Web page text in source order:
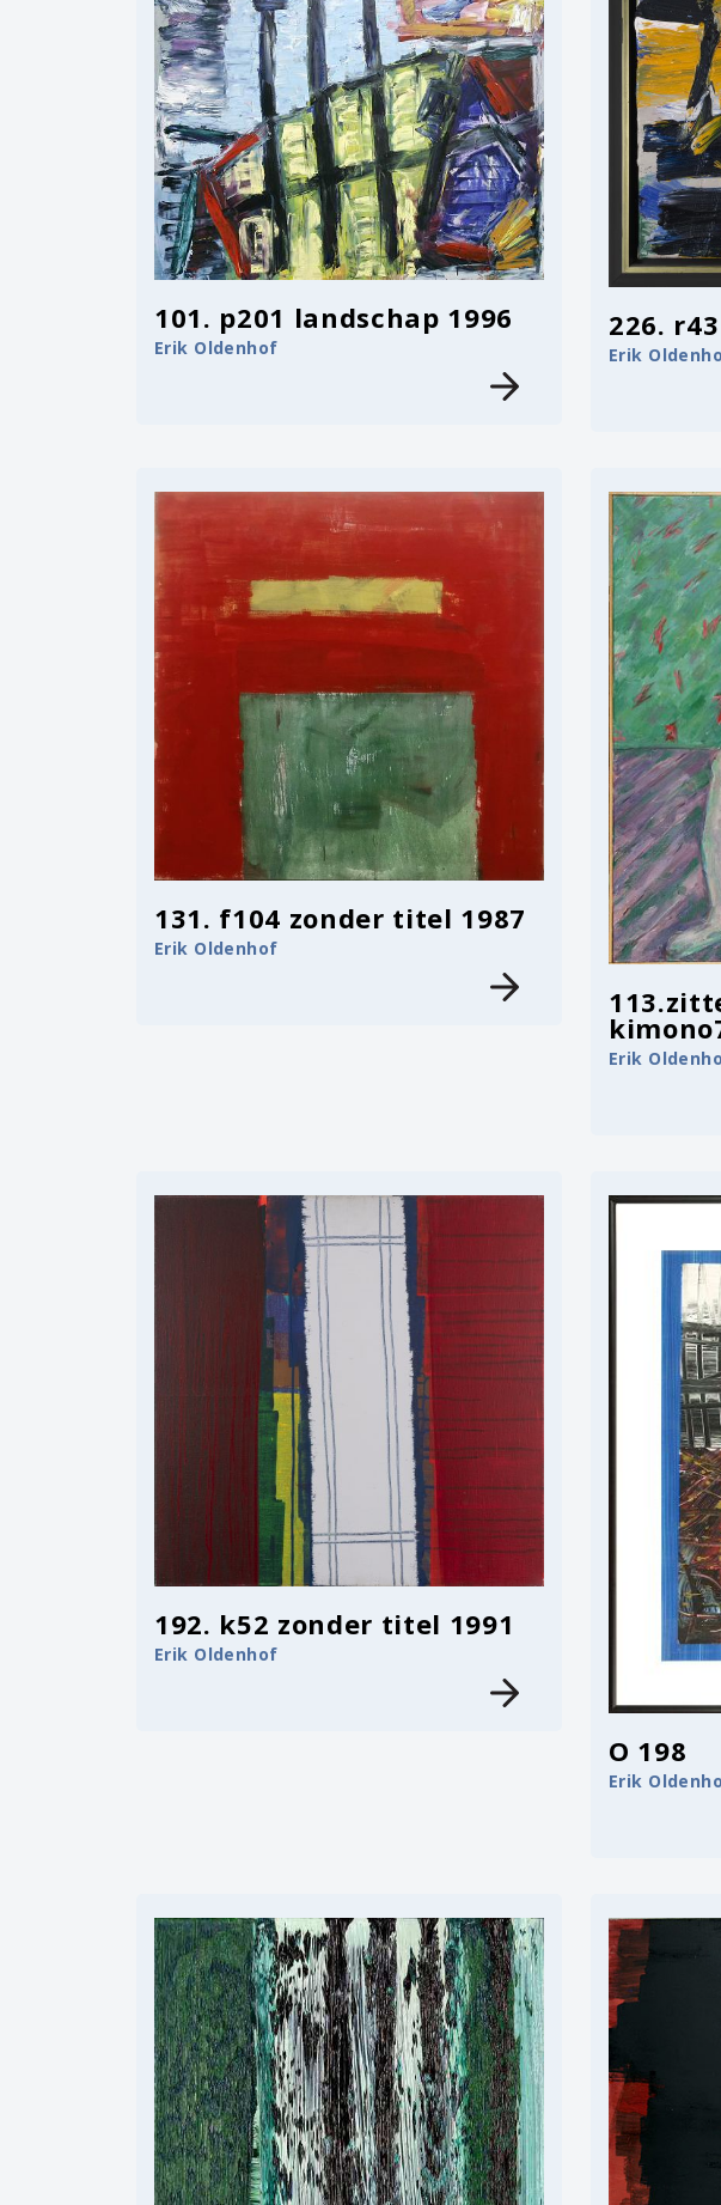
101. p201 landschap 1996
Erik Oldenhof
226.
Erik
131. f104 zonder titel 1987
Erik Oldenhof
Erik
192. k52 zonder titel 1991
Erik Oldenhof
O 198
Erik